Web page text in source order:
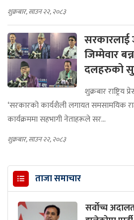
शुक्रबार, साउन २२, २०८३
सरकारलाई
जिम्मेवार
दलहरुको
शुक्रबार
‘सरकारको कार्यशैली लगायत समसामयिक
कार्यक्रममा सहभागी नेताहरूले सर...
शुक्रबार, साउन २२, २०८३
ताजा समाचार
सर्वोच्च